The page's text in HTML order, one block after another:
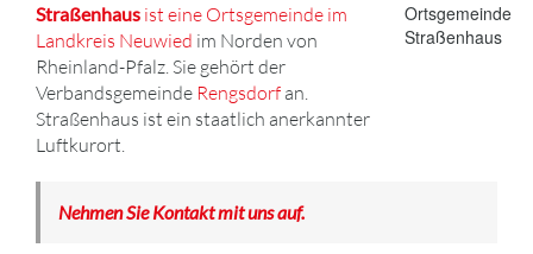
Straßenhaus ist eine Ortsgemeinde im
Landkreis Neuwied im Norden von
Rheinland-Pfalz. Sie gehört der
Verbandsgemeinde Rengsdorf an.
Straßenhaus ist ein staatlich anerkannter
Luftkurort.
Nehmen Sie Kontakt mit uns auf.